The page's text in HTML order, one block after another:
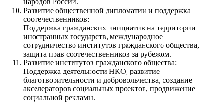
Развитие общественной дипломатии и поддержка
соотечественников:
Поддержка гражданских инициатив на территории
иностранных государств, международное
сотрудничество институтов гражданского общества,
защита прав соотечественников за рубежом.
Развитие институтов гражданского общества:
Поддержка деятельности НКО, развитие
благотворительности и добровольчества, создание
акселераторов социальных проектов, продвижение
социальной рекламы.